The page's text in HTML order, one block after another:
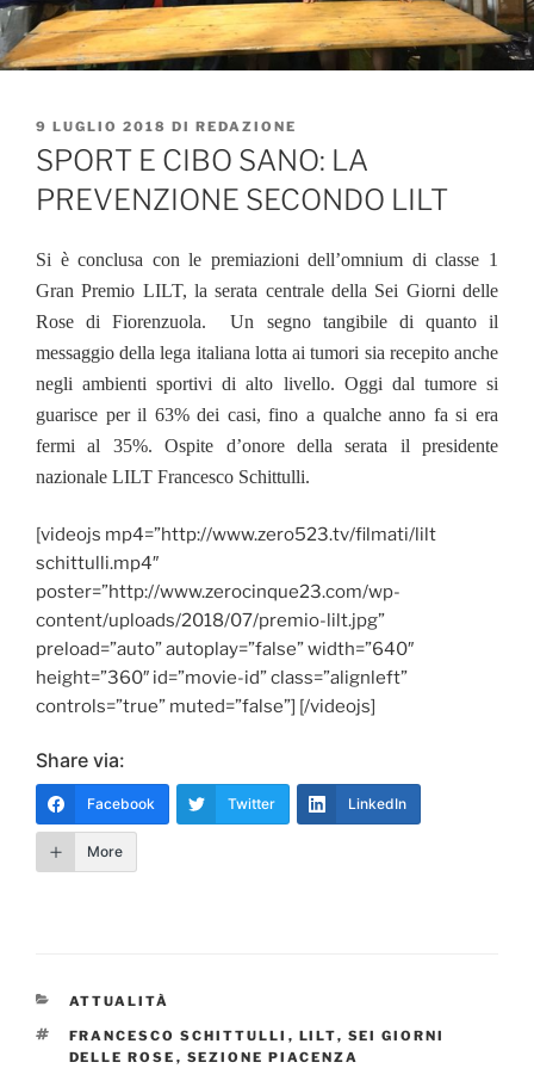
PUBBLICATO
IL
9 LUGLIO 2018 DI REDAZIONE
SPORT E CIBO SANO: LA
PREVENZIONE SECONDO LILT
Si è conclusa con le premiazioni dell’omnium di classe 1
Gran Premio LILT, la serata centrale della Sei Giorni delle
Rose di Fiorenzuola.Un segno tangibile di quanto il
messaggio della lega italiana lotta ai tumori sia recepito anche
negli ambienti sportivi di alto livello. Oggi dal tumore si
guarisce per il 63% dei casi, fino a qualche anno fa si era
fermi al 35%. Ospite d’onore della serata il presidente
nazionale LILT Francesco Schittulli.
[videojs mp4=”http://www.zero523.tv/filmati/lilt
schittulli.mp4″
poster=”http://www.zerocinque23.com/wp-
content/uploads/2018/07/premio-lilt.jpg”
preload=”auto” autoplay=”false” width=”640″
height=”360″ id=”movie-id” class=”alignleft”
controls=”true” muted=”false”] [/videojs]
Share via:
Facebook Twitter LinkedIn
More
CATEGORIE
ATTUALITÀ
TAG
FRANCESCO SCHITTULLI , LILT, SEI GIORNI
DELLE ROSE , SEZIONE PIACENZA